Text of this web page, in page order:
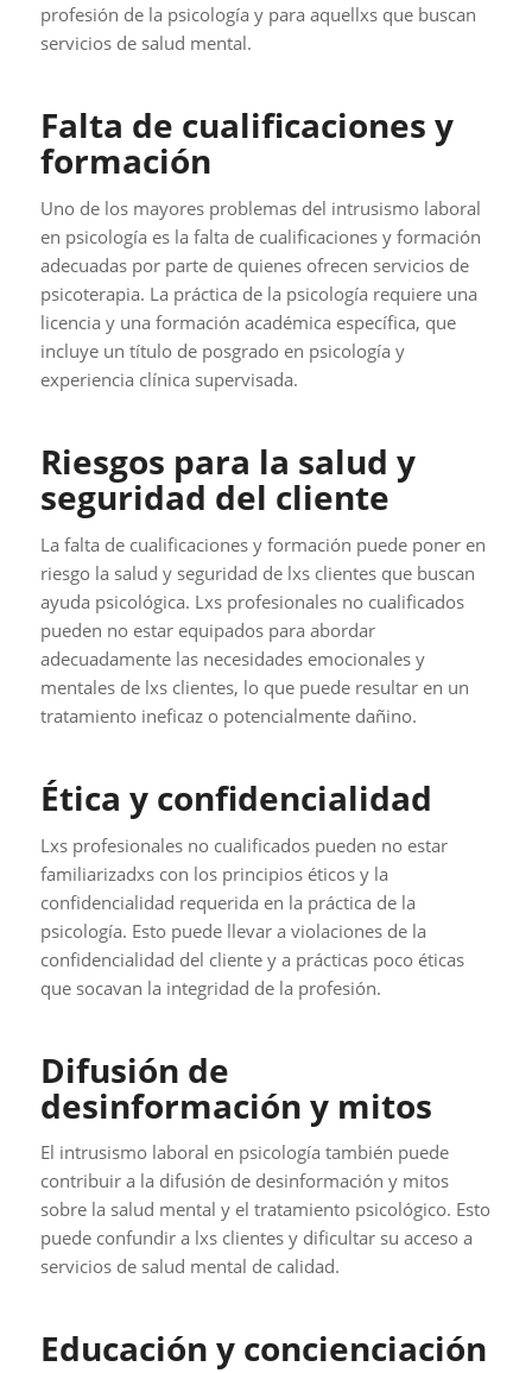
profesión de la psicología y para aquellxs que buscan
servicios de salud mental.
Falta de cualificaciones y
formación
Uno de los mayores problemas del intrusismo laboral
en psicología es la falta de cualificaciones y formación
adecuadas por parte de quienes ofrecen servicios de
psicoterapia. La práctica de la psicología requiere una
licencia y una formación académica específica, que
incluye un título de posgrado en psicología y
experiencia clínica supervisada.
Riesgos para la salud y
seguridad del cliente
La falta de cualificaciones y formación puede poner en
riesgo la salud y seguridad de lxs clientes que buscan
ayuda psicológica. Lxs profesionales no cualificados
pueden no estar equipados para abordar
adecuadamente las necesidades emocionales y
mentales de lxs clientes, lo que puede resultar en un
tratamiento ineficaz o potencialmente dañino.
Ética y confidencialidad
Lxs profesionales no cualificados pueden no estar
familiarizadxs con los principios éticos y la
confidencialidad requerida en la práctica de la
psicología. Esto puede llevar a violaciones de la
confidencialidad del cliente y a prácticas poco éticas
que socavan la integridad de la profesión.
Difusión de
desinformación y mitos
El intrusismo laboral en psicología también puede
contribuir a la difusión de desinformación y mitos
sobre la salud mental y el tratamiento psicológico. Esto
puede confundir a lxs clientes y dificultar su acceso a
servicios de salud mental de calidad.
Educación y concienciación